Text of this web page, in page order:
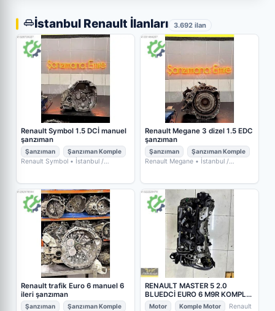
İstanbul Renault İlanları 3.692 ilan
Renault Symbol 1.5 DCİ manuel
şanzıman
Şanzıman Şanzıman Komple
Renault Symbol • İstanbul /
Renault Megane 3 dizel 1.5 EDC
şanzıman
Şanzıman Şanzıman Komple
Renault Megane • İstanbul /
Renault trafik Euro 6 manuel 6
ileri şanzıman
Şanzıman Şanzıman Komple
RENAULT MASTER 5 2.0
BLUEDCİ EURO 6 M9R KOMPLE
MOTOR
Motor Komple Motor
Renault